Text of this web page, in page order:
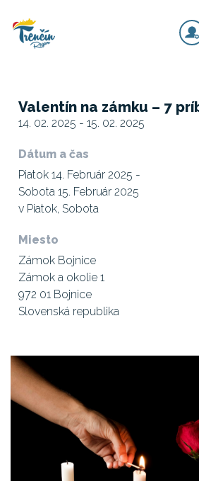
Valentín na zámku – 7
14. 02. 2025 - 15. 02. 2025
Dátum a čas
Piatok 14. Február 2025 -
Sobota 15. Február 2025
v Piatok, Sobota
Miesto
Zámok Bojnice
Zámok a okolie 1
972 01 Bojnice
Slovenská republika